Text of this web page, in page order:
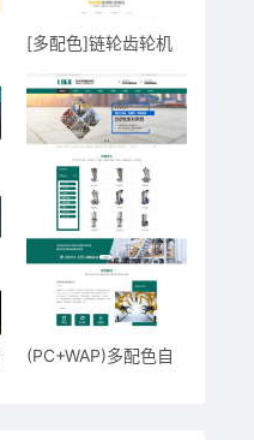
[多配色]链轮齿轮机
(PC+WAP)多配色自